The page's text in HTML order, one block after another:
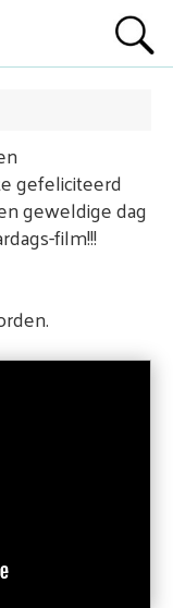
gefeliciteerd
geweldige dag
film!!!